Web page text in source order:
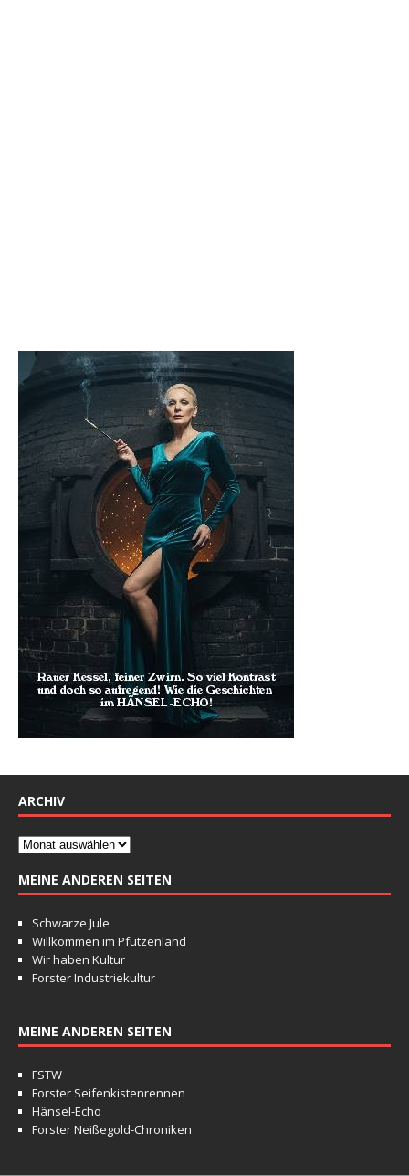
ARCHIV
MEINE ANDEREN SEITEN
Schwarze Jule
Willkommen im Pfützenland
Wir haben Kultur
Forster Industriekultur
MEINE ANDEREN SEITEN
FSTW
Forster Seifenkistenrennen
Hänsel-Echo
Forster Neißegold-Chroniken